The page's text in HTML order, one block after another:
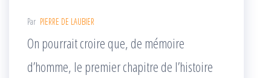
Par PIERRE DE LAUBIER
On pourrait croire que, de mémoire
d’homme, le premier chapitre de l’histoire